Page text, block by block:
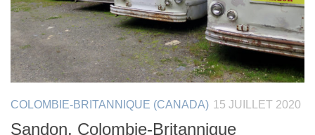
COLOMBIE-BRITANNIQUE (CANADA) 15 JUILLET 2020
Sandon, Colombie-Britannique